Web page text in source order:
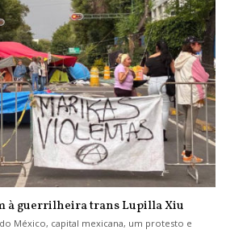
à guerrilheira trans Lupilla Xiu
México, capital mexicana, um protesto e